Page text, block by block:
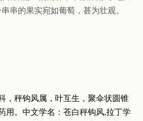
串的果实宛如葡萄，甚为壮观。
， 秤钩风属 ，叶互生，聚伞状圆锥
用。中文学名：苍白秤钩风,拉丁学